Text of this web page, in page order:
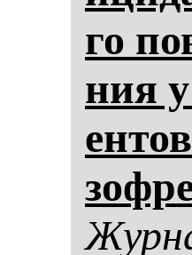
го
ния